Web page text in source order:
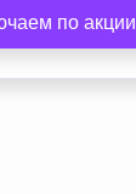
по акции